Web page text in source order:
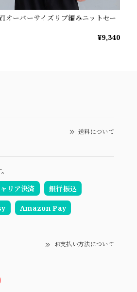
オーバーサイズリブ編みニットセー
¥9,340
送料について
リア決済 銀行振込
Amazon Pay
お支払い方法について